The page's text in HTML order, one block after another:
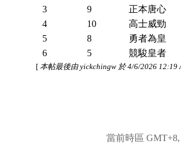
3
9
正本唐心
4
10
高士威勁
5
8
勇者為皇
6
5 競駿皇者
[ 本帖最後由 yickchingw 於 4/6/2026 12:19
當前時區